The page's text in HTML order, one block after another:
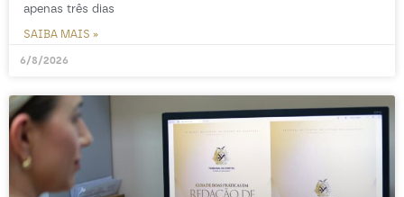
apenas três dias
SAIBA MAIS »
6/8/2026